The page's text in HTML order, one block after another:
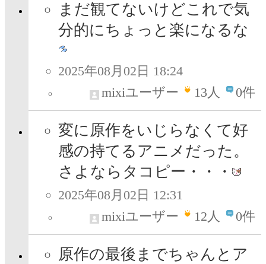
まだ観てないけどこれで気
分的にちょっと楽になるな
2025年08月02日 18:24
mixiユーザー
13人 0件
変に原作をいじらなくて好
感の持てるアニメだった。
さよならタコピー・・・
2025年08月02日 12:31
mixiユーザー
12人 0件
原作の最後までちゃんとア